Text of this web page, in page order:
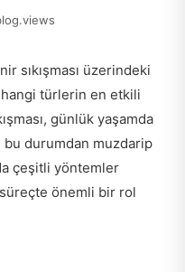
sıkışması üzerindeki
hangi türlerin en etkili
günlük yaşamda
bu durumdan muzdarip
çeşitli yöntemler
önemli bir rol